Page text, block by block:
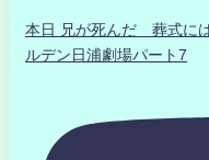
本日 兄が死んだ 葬式に
ルデン日浦劇場パート7